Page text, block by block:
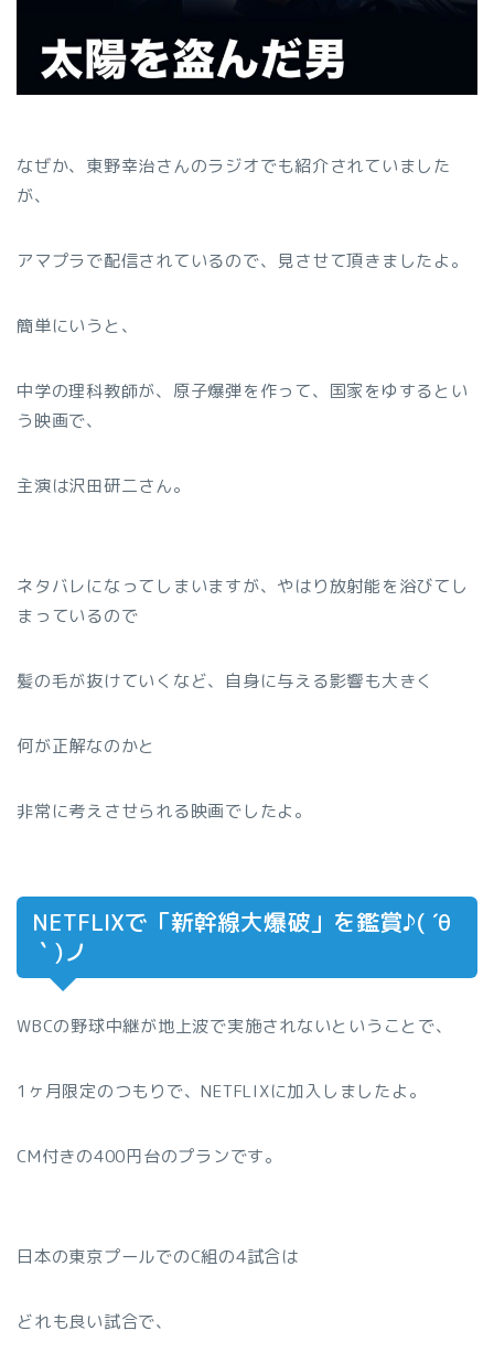
なぜか、東野幸治さんのラジオでも紹介されていました
が、
アマプラで配信されているので、見させて頂きましたよ。
簡単にいうと、
中学の理科教師が、原子爆弾を作って、国家をゆするとい
う映画で、
主演は沢田研二さん。
ネタバレになってしまいますが、やはり放射能を浴びてし
まっているので
髪の毛が抜けていくなど、自身に与える影響も大きく
何が正解なのかと
非常に考えさせられる映画でしたよ。
NETFLIXで「新幹線大爆破」を鑑賞♪( ´θ
｀)ノ
WBCの野球中継が地上波で実施されないということで、
1ヶ月限定のつもりで、NETFLIXに加入しましたよ。
CM付きの400円台のプランです。
日本の東京プールでのC組の4試合は
どれも良い試合で、